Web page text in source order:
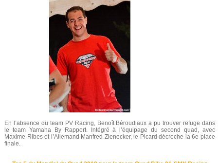
En l’absence du team PV Racing, Benoît Béroudiaux a pu trouver refuge dans
le team Yamaha By Rapport. Intégré à l’équipage du second quad, avec
Maxime Ribes et l’Allemand Manfred Zienecker, le Picard décroche la 6e place
finale.